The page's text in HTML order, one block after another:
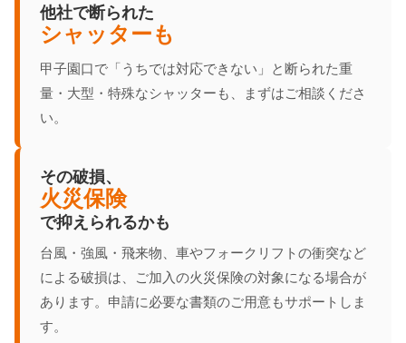
他社で断られた
シャッターも
甲子園口で「うちでは対応できない」と断られた重
量・大型・特殊なシャッターも、まずはご相談くださ
い。
その破損、
火災保険
で抑えられるかも
台風・強風・飛来物、車やフォークリフトの衝突など
による破損は、ご加入の火災保険の対象になる場合が
あります。申請に必要な書類のご用意もサポートしま
す。